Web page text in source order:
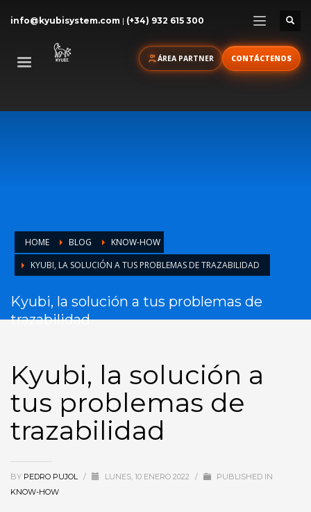
info@kyubisystem.com | (+34) 932 615 300
ÁREA PARTNER CONTÁCTENOS
HOME BLOG
KNOW-HOW
KYUBI, LA SOLUCIÓN A TUS PROBLEMAS DE TRAZABILIDAD
Kyubi, la solución a tus problemas de
trazabilidad
Kyubi, la solución a
tus problemas de
trazabilidad
BY PEDRO PUJOL / LUNES, 10 ENERO 2022 /
PUBLISHED IN
KNOW-HOW